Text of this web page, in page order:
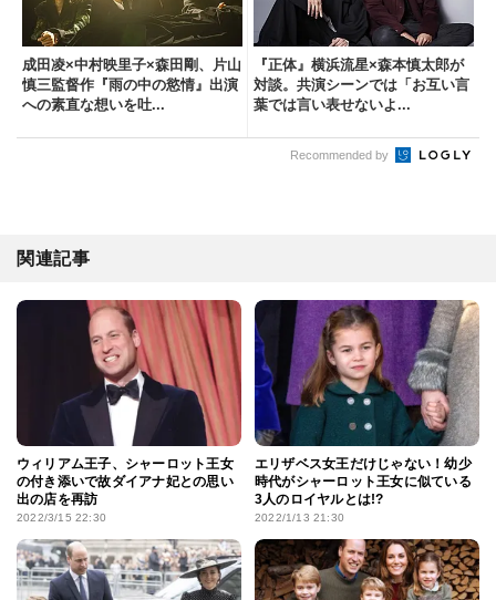
成田凌×中村映里子×森田剛、片山
慎三監督作『雨の中の慾情』出演
への素直な想いを吐...
『正体』横浜流星×森本慎太郎が
対談。共演シーンでは「お互い言
葉では言い表せないよ...
Recommended by
関連記事
ウィリアム王子、シャーロット王女
の付き添いで故ダイアナ妃との思い
出の店を再訪
2022/3/15 22:30
エリザベス女王だけじゃない！幼少
時代がシャーロット王女に似ている
3人のロイヤルとは!?
2022/1/13 21:30